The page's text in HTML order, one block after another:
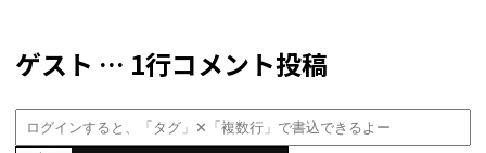
ゲスト … 1行コメント投稿